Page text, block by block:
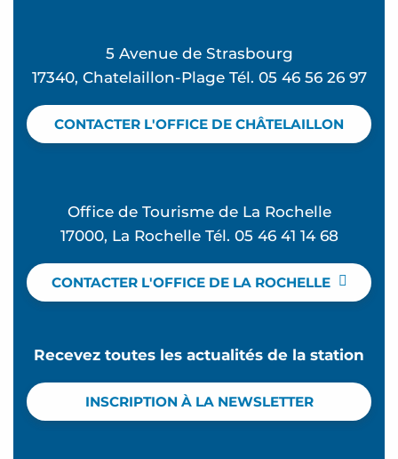
5 Avenue de Strasbourg
17340, Chatelaillon-Plage Tél. 05 46 56 26 97
CONTACTER L'OFFICE DE CHÂTELAILLON
Office de Tourisme de La Rochelle
17000, La Rochelle Tél. 05 46 41 14 68
CONTACTER L'OFFICE DE LA ROCHELLE
Recevez toutes les actualités de la station
INSCRIPTION À LA NEWSLETTER